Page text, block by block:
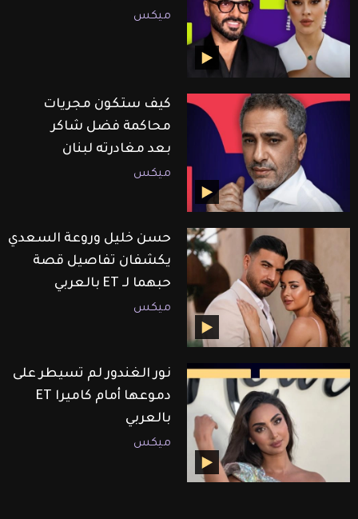
ميكس
كيف ستكون مجريات
محاكمة فضل شاكر
بعد مغادرته لبنان
ميكس
حسن خليل وروعة السعدي
يكشفان تفاصيل قصة
حبهما لـ ET بالعربي
ميكس
نور الغندور لم تسيطر على
دموعها أمام كاميرا ET
بالعربي
ميكس